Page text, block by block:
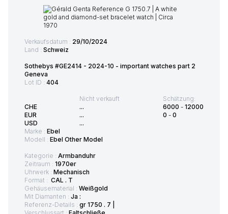
Verkaufsdatum : 29/10/2024
Land : Schweiz
Sothebys #GE2414 - 2024-10 - important watches part 2
Geneva
Lot ID : 404
CHE
EUR
USD
Nicht verkauft
...
...
...
Schätzung:
6000 - 12000
0 - 0
Marke : Ebel
Modell : Ebel Other Model
Kategorie : Armbanduhr
Zeitraum : 1970er
Uhrwerk : Mechanisch
Format : CAL . T
Gehäusematerial : Weißgold
Mit Diamanten : Ja :
Referenz-Details : gr 1750 . 7 |